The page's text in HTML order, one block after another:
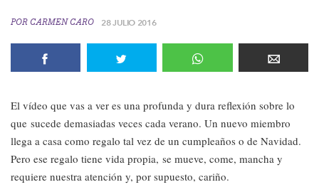
POR CARMEN CARO 28 JULIO 2016
El vídeo que vas a ver es una profunda y dura reflexión sobre lo
que sucede demasiadas veces cada verano. Un nuevo miembro
llega a casa como regalo tal vez de un cumpleaños o de Navidad.
Pero ese regalo tiene vida propia, se mueve, come, mancha y
requiere nuestra atención y, por supuesto, cariño.